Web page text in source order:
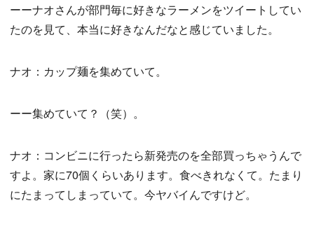
ーーナオさんが部門毎に好きなラーメンをツイートしてい
たのを見て、本当に好きなんだなと感じていました。
ナオ：カップ麺を集めていて。
ーー集めていて？（笑）。
ナオ：コンビニに行ったら新発売のを全部買っちゃうんで
すよ。家に70個くらいあります。食べきれなくて。たまり
にたまってしまっていて。今ヤバイんですけど。